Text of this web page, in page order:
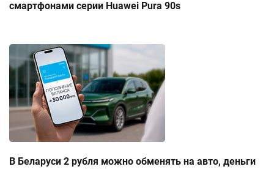
смартфонами серии Huawei Pura 90s
В Беларуси 2 рубля можно обменять на авто, деньги